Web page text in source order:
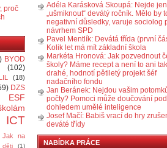
proč
BYOD
(102)
(18)
DZS
ESF
ICT
Jak na
děti (1)
Adéla Karásková Skoupá: Nejde jen
„ušmiknout“ devátý ročník. Mělo by
negativní důsledky, varuje sociolog
návrhem SPD
Pavel Mentlík: Devátá třída (první
Kolik let má mít základní škola
Markéta Hronová: Jak pozvednout
školy? Máme recept a není to ani tak
drahé, hodnotí pětiletý projekt šéf
nadačního fondu
Jan Beránek: Nejdou vašim
počty? Pomoci může doučování pod
dohledem umělé inteligence
Josef Mačí: Babiš vrací do hry
deváté třídy
NABÍDKA PRÁCE